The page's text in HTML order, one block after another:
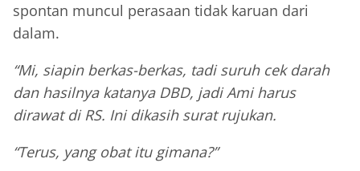
spontan muncul perasaan tidak karuan dari
dalam.
“Mi, siapin berkas-berkas, tadi suruh cek darah
dan hasilnya katanya DBD, jadi Ami harus
dirawat di RS. Ini dikasih surat rujukan.
“Terus, yang obat itu gimana?”